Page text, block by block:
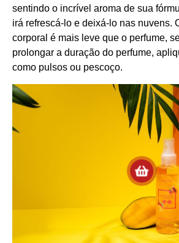
sentindo o incrível aroma de sua
irá refrescá-lo e deixá-lo nas nuvens.
corporal é mais leve que o perfume,
prolongar a duração do perfume,
como pulsos ou pescoço.